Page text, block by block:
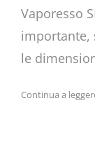
Vaporesso
importante,
le
Continua a